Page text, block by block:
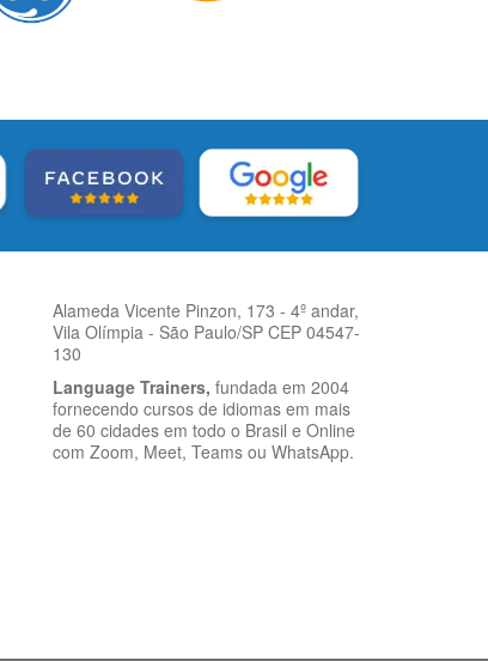
Alameda Vicente Pinzon, 173 - 4º andar,
Vila Olímpia - São Paulo/SP CEP 04547-
130
Language Trainers, fundada em 2004
fornecendo cursos de idiomas em mais
de 60 cidades em todo o Brasil e Online
com Zoom, Meet, Teams ou WhatsApp.